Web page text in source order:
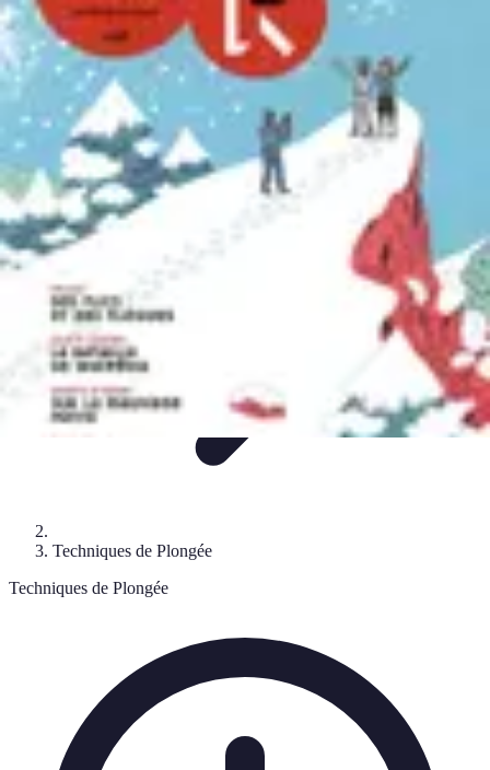
Plongée et Jet
PlongéeÉquipement Techniques Techniques de Plongée
Plongée et Jet
Techniques de Plongée
Techniques de Plongée